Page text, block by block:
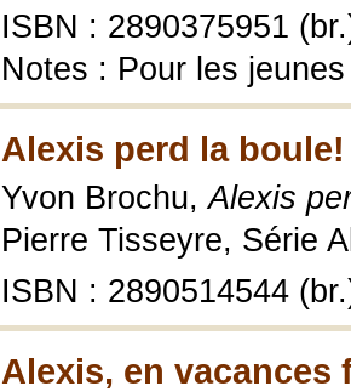
ISBN : 2890375951
Notes : Pour les
Alexis perd la boule!
Yvon Brochu,Alexis
Pierre Tisseyre, Série
ISBN : 2890514544
Alexis, en vacances